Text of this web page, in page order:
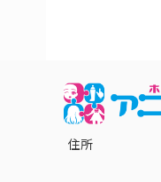
住所